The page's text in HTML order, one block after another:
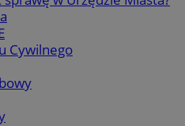
Cywilnego